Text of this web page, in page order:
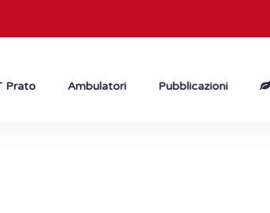
Prato Ambulatori Pubblicazioni